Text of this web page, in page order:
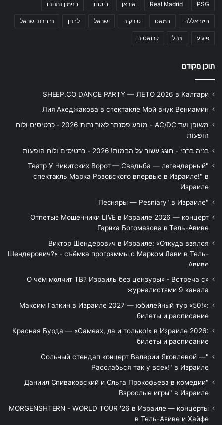
PSG
Real Madrid איראן ביטחון בנימין נתניהו
חיזבאללה חמאס טורקיה ישראל לבנון נבחרת ישראל
פיגוע צהל קרואטיה
תוכן מקודם
SHEEP.CO DANCE PARTY — ЛЕТО 2026 в Калгари
Лия Ахеджакова в спектакле Мой внук Вениамин
משופן ועד AC/DC - מופע פסנתר לאור נרות 2026 - כרטיסים ולוח
הופעות
בניה ברבי - חוגג עשור על הבמות! 2026 - כרטיסים ולוח הופעות
"Театр У Никитских Ворот — Свадьба — легендарный
спектакль Марка Розовского впервые в Израиле!" в
Израиле
"Песняры — Pesniary" в Израиле
Отпетые Мошенники LIVE в Израиле 2026 — концерт
Гарика Богомазова в Тель-Авиве
Виктор Шендерович в Израиле: «Откуда взялся
Шендерович?» - съёмка программы с Марком Лави в Тель-
Авиве
«О чём молчит ТВ? Израиль без цензуры» - Встреча с
журналистами 9 канала
Максим Галкин в Израиле 2027 — юбилейный тур «50!»:
билеты и расписание
Красная Бурда — «Самеах, да и только!» в Израиле 2026:
билеты и расписание
"Сольный стендап концерт Валерии Яковлевой —
Расслабься так у всех!" в Израиле
"Даниил Спиваковский и Ольга Прокофьева в комедии
Взрослые игры" в Израиле
MORGENSHTERN - WORLD TOUR '26 в Израиле — концерты
в Тель-Авиве и Хайфе